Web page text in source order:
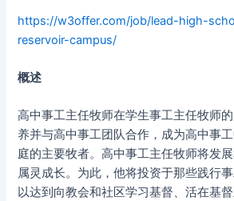
https://w3offer.com/job/lead-high-
reservoir-campus/
概述
高中事工主任牧师在学生事工主任牧师
养并与高中事工团队合作，成为高中事
庭的主要牧者。高中事工主任牧师将发
属灵成长。为此，他将投资于那些践行
以达到向教会和社区学习基督、活在基